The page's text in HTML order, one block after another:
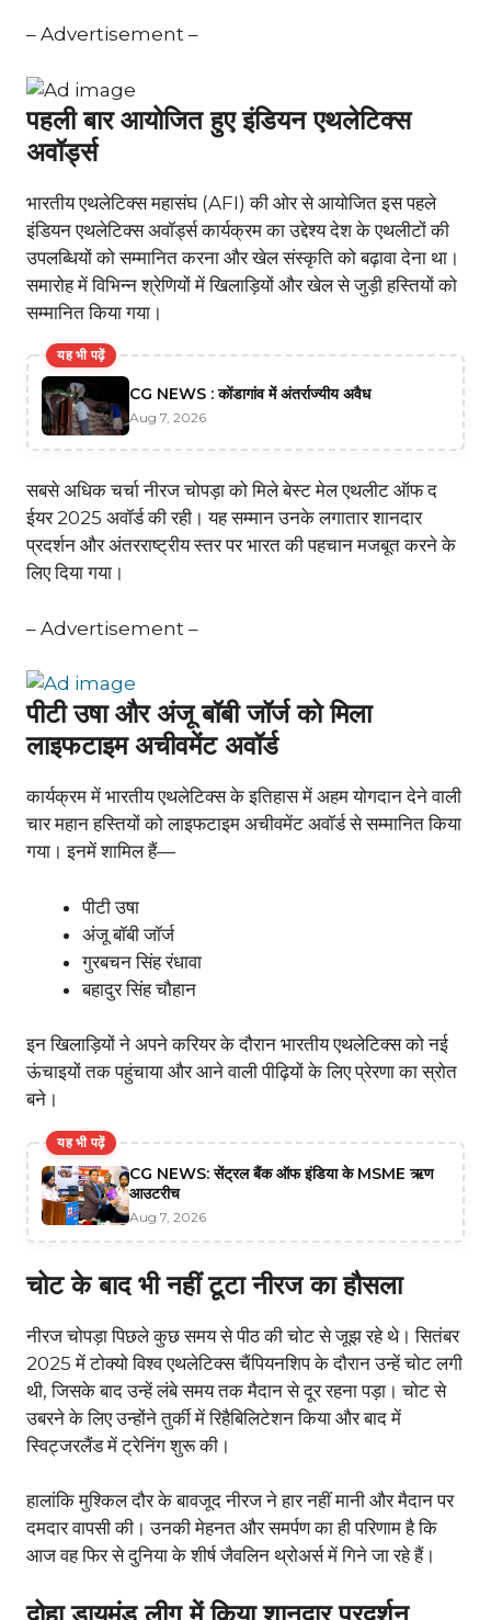
– Advertisement –
पहली बार आयोजित हुए इंडियन एथलेटिक्स
अवॉर्ड्स
भारतीय एथलेटिक्स महासंघ (AFI) की ओर से आयोजित इस पहले
इंडियन एथलेटिक्स अवॉर्ड्स कार्यक्रम का उद्देश्य देश के एथलीटों की
उपलब्धियों को सम्मानित करना और खेल संस्कृति को बढ़ावा देना था।
समारोह में विभिन्न श्रेणियों में खिलाड़ियों और खेल से जुड़ी हस्तियों को
सम्मानित किया गया।
यह भी पढ़ें
CG NEWS : कोंडागांव में अंतर्राज्यीय अवैध
Aug 7, 2026
सबसे अधिक चर्चा नीरज चोपड़ा को मिले बेस्ट मेल एथलीट ऑफ द
ईयर 2025 अवॉर्ड की रही। यह सम्मान उनके लगातार शानदार
प्रदर्शन और अंतरराष्ट्रीय स्तर पर भारत की पहचान मजबूत करने के
लिए दिया गया।
– Advertisement –
पीटी उषा और अंजू बॉबी जॉर्ज को मिला
लाइफटाइम अचीवमेंट अवॉर्ड
कार्यक्रम में भारतीय एथलेटिक्स के इतिहास में अहम योगदान देने वाली
चार महान हस्तियों को लाइफटाइम अचीवमेंट अवॉर्ड से सम्मानित किया
गया। इनमें शामिल हैं—
पीटी उषा
अंजू बॉबी जॉर्ज
गुरबचन सिंह रंधावा
बहादुर सिंह चौहान
इन खिलाड़ियों ने अपने करियर के दौरान भारतीय एथलेटिक्स को नई
ऊंचाइयों तक पहुंचाया और आने वाली पीढ़ियों के लिए प्रेरणा का स्रोत
बने।
यह भी पढ़ें
CG NEWS: सेंट्रल बैंक ऑफ इंडिया के MSME ऋण
आउटरीच
Aug 7, 2026
चोट के बाद भी नहीं टूटा नीरज का हौसला
नीरज चोपड़ा पिछले कुछ समय से पीठ की चोट से जूझ रहे थे। सितंबर
2025 में टोक्यो विश्व एथलेटिक्स चैंपियनशिप के दौरान उन्हें चोट लगी
थी, जिसके बाद उन्हें लंबे समय तक मैदान से दूर रहना पड़ा। चोट से
उबरने के लिए उन्होंने तुर्की में रिहैबिलिटेशन किया और बाद में
स्विट्जरलैंड में ट्रेनिंग शुरू की।
हालांकि मुश्किल दौर के बावजूद नीरज ने हार नहीं मानी और मैदान पर
दमदार वापसी की। उनकी मेहनत और समर्पण का ही परिणाम है कि
आज वह फिर से दुनिया के शीर्ष जैवलिन थ्रोअर्स में गिने जा रहे हैं।
दोहा डायमंड लीग में किया शानदार प्रदर्शन